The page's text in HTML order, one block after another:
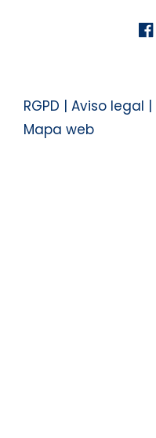
RGPD | Aviso legal |
Mapa web